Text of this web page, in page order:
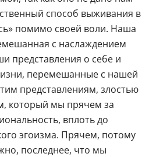
способ выживания в
помимо своей воли. Наша
с наслаждением
представления о себе и
перемешанные с нашей
представлениям, злостью
который мы прячем за
вплоть до
эгоизма. Прячем, потому
последнее, что мы